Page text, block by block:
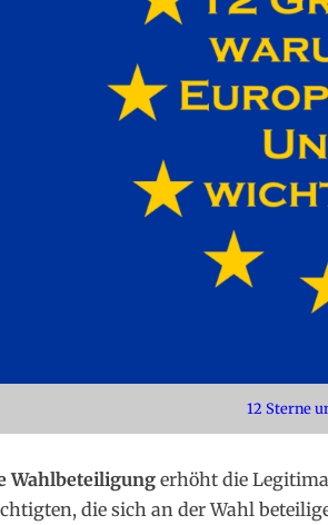
12 Sterne
Wahlbeteiligung erhöht die
die sich an der Wahl